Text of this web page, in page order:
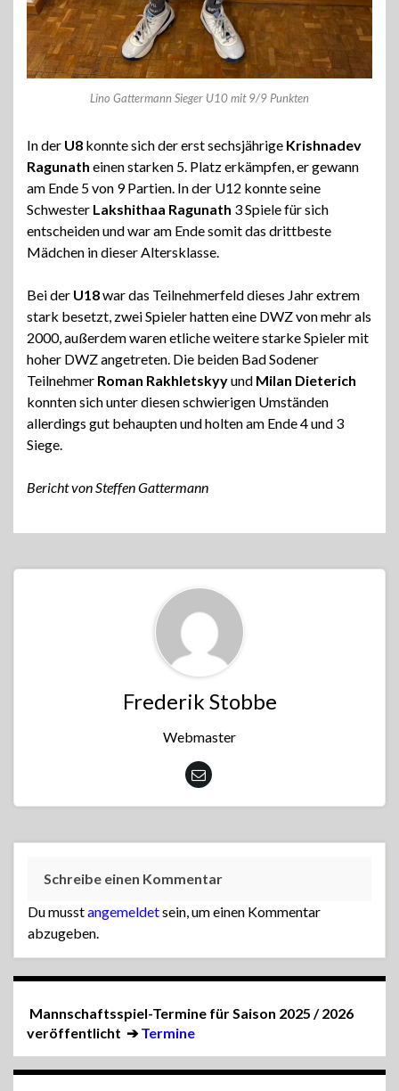
Lino Gattermann Sieger U10 mit 9/9 Punkten
In der U8 konnte sich der erst sechsjährige Krishnadev
Ragunath einen starken 5. Platz erkämpfen, er gewann
am Ende 5 von 9 Partien. In der U12 konnte seine
Schwester Lakshithaa Ragunath 3 Spiele für sich
entscheiden und war am Ende somit das drittbeste
Mädchen in dieser Altersklasse.
Bei der U18war das Teilnehmerfeld dieses Jahr extrem
stark besetzt, zwei Spieler hatten eine DWZ von mehr als
2000, außerdem waren etliche weitere starke Spieler mit
hoher DWZ angetreten. Die beiden Bad Sodener
Teilnehmer Roman Rakhletskyyund Milan Dieterich
konnten sich unter diesen schwierigen Umständen
allerdings gut behaupten und holten am Ende 4 und 3
Siege.
Bericht von Steffen Gattermann
Frederik Stobbe
Webmaster
Schreibe einen Kommentar
Du musstangemeldetsein, um einen Kommentar
abzugeben.
Mannschaftsspiel-Termine für Saison 2025 / 2026
veröffentlicht ➔Termine